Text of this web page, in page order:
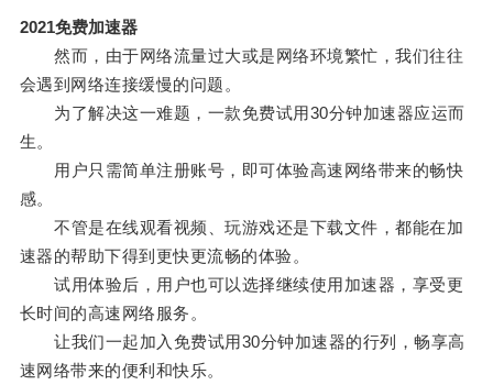
2021免费加速器
然而，由于网络流量过大或是网络环境繁忙，我们往往
会遇到网络连接缓慢的问题。
为了解决这一难题，一款免费试用30分钟加速器应运而
生。
用户只需简单注册账号，即可体验高速网络带来的畅快
感。
不管是在线观看视频、玩游戏还是下载文件，都能在加
速器的帮助下得到更快更流畅的体验。
试用体验后，用户也可以选择继续使用加速器，享受更
长时间的高速网络服务。
让我们一起加入免费试用30分钟加速器的行列，畅享高
速网络带来的便利和快乐。